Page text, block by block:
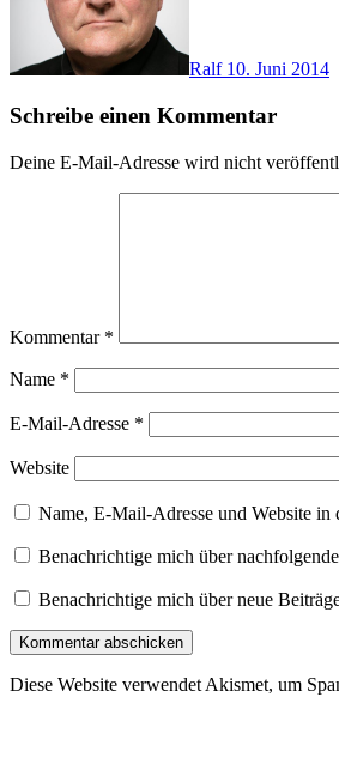
Ralf 10. Juni 2014
Schreibe einen Kommentar
Deine E-Mail-Adresse wird nicht
Kommentar *
Name *
E-Mail-Adresse *
Website
Name, E-Mail-Adresse und Website in
Benachrichtige mich über
Benachrichtige mich über neue
Diese Website verwendet Akismet, um